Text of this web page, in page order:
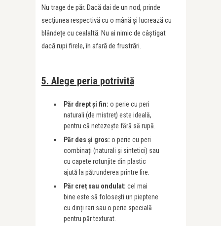
Nu trage de păr. Dacă dai de un nod, prinde
secțiunea respectivă cu o mână și lucrează cu
blândețe cu cealaltă. Nu ai nimic de câștigat
dacă rupi firele, în afară de frustrări.
5. Alege peria potrivită
Păr drept și fin: o perie cu peri
naturali (de mistreț) este ideală,
pentru că netezește fără să rupă.
Păr des și gros: o perie cu peri
combinați (naturali și sintetici) sau
cu capete rotunjite din plastic
ajută la pătrunderea printre fire.
Păr creț sau ondulat: cel mai
bine este să folosești un pieptene
cu dinți rari sau o perie specială
pentru păr texturat.